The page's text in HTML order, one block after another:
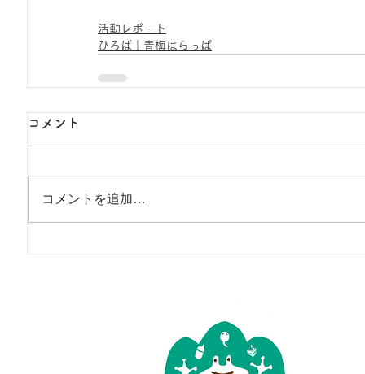
活動レポート
ひろば｜青梅はらっぱ
コメント
コメントを追加…